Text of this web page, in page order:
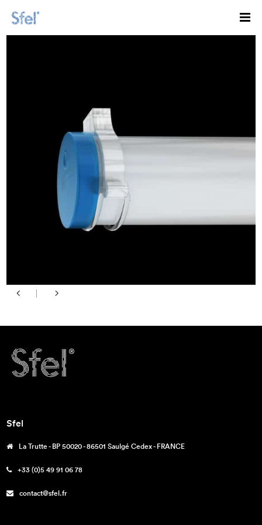
Sfel
La Trutte - BP 50020 - 86501 Saulgé Cedex - FRANCE
+33 (0)5 49 91 06 78
contact@sfel.fr